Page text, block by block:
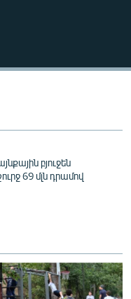
բյուջեն
69 մլն դրամով